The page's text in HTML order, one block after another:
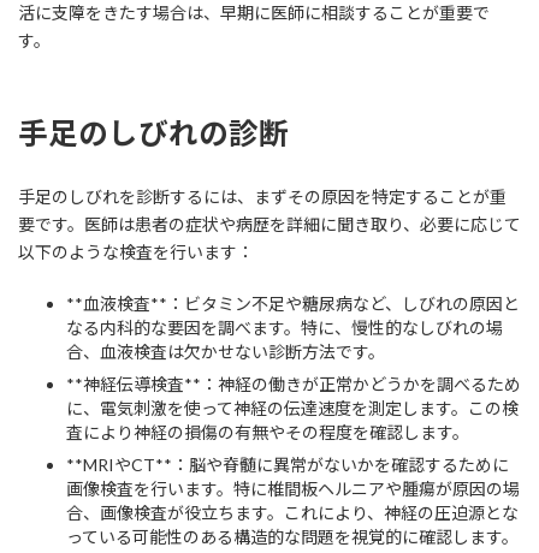
活に支障をきたす場合は、早期に医師に相談することが重要で
す。
手足のしびれの診断
手足のしびれを診断するには、まずその原因を特定することが重
要です。医師は患者の症状や病歴を詳細に聞き取り、必要に応じて
以下のような検査を行います：
**血液検査**：ビタミン不足や糖尿病など、しびれの原因と
なる内科的な要因を調べます。特に、慢性的なしびれの場
合、血液検査は欠かせない診断方法です。
**神経伝導検査**：神経の働きが正常かどうかを調べるため
に、電気刺激を使って神経の伝達速度を測定します。この検
査により神経の損傷の有無やその程度を確認します。
**MRIやCT**：脳や脊髄に異常がないかを確認するために
画像検査を行います。特に椎間板ヘルニアや腫瘍が原因の場
合、画像検査が役立ちます。これにより、神経の圧迫源とな
っている可能性のある構造的な問題を視覚的に確認します。